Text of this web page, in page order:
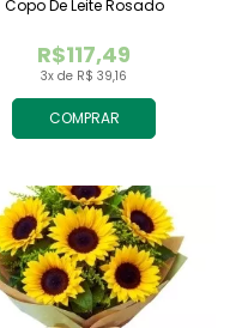
COMPRAR
3x de R$ 39,16
R$117,49
Copo De Leite Rosado